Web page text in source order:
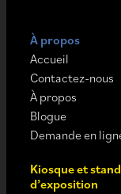
À propos
Accueil
Contactez-nous
À propos
Blogue
Demande en
Kiosque et stand
d’exposition